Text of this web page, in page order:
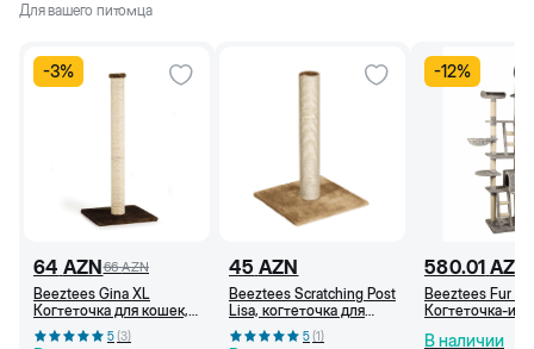
Для вашего питомца
-3%
64 AZN66 AZN
Beeztees Gina XL
Когтеточка для кошек,
40x40x90 см,
Коричневая
5(3)
45 AZN
Beeztees Scratching Post
Lisa, когтеточка для
кошки, 38x38x59 см,
Бежевый
5(1)
-12%
580.01 AZN
Beeztees Fur
Когтеточка-
260 см
В наличии